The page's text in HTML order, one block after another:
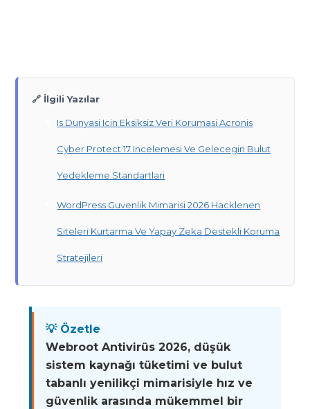
🔗 İlgili Yazılar
Is Dunyasi Icin Eksiksiz Veri Korumasi Acronis
Cyber Protect 17 Incelemesi Ve Gelecegin Bulut
Yedekleme Standartlari
WordPress Guvenlik Mimarisi 2026 Hacklenen
Siteleri Kurtarma Ve Yapay Zeka Destekli Koruma
Stratejileri
💡 Özetle
Webroot Antivirüs 2026, düşük
sistem kaynağı tüketimi ve bulut
tabanlı yenilikçi mimarisiyle hız ve
güvenlik arasında mükemmel bir